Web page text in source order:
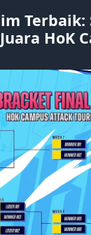
Terbaik:
HoK